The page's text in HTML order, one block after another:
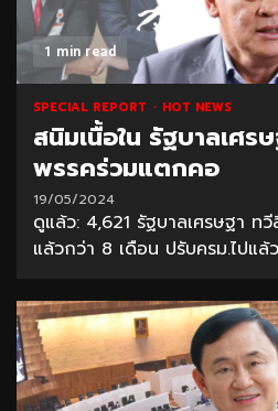
1 min read
SPECIAL REPORT HOT NEWS
สนิมเนื้อใน รัฐบาลเศ
พรรคร่วมแตกคอ
19/05/2024
ดูแล้ว: 4,621 รัฐบาลเศรษฐา ทวี
แล้วกว่า 8 เดือน ปรับครม.ไปแล้ว